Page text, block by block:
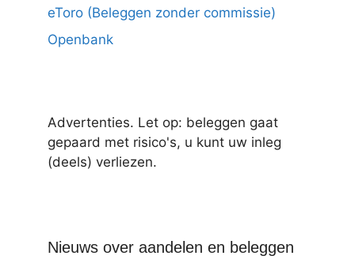
eToro (Beleggen zonder commissie)
Openbank
Advertenties. Let op: beleggen gaat
gepaard met risico's, u kunt uw inleg
(deels) verliezen.
Nieuws over aandelen en beleggen